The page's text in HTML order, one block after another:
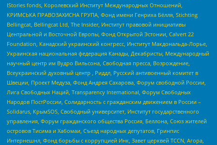
IStories fonds, Королевский Институт Международных Отношений,
КРИМСЬКА ПРАВОЗАХИСНА ГРУПА, Фонд имени Генриха Бёлля, Stichting
Bellingcat, Bellingcat Ltd, The Insider, Институт правовой инициативы
Центральной и Восточной Европы, Фонд Открытой Эстонии, Calvert 22
Foundation, Канадский украинский конгресс, Институт Макдональда-Лорье,
Украинская национальная федерация Канады, Декабристы, Международный
научный центр им Вудро Вильсона, Свободная пресса, Возрождение,
Всеукраинский духовный центр , Риддл, Русский антивоенный комитет в
Швеции, Проект Медуза, Фонд Андрея Сахарова, Форум свободной России,
Лига Свободных Наций, Transparеncy International, Форум Свободных
Народов ПостРоссии, Солидарность с гражданским движением в России –
Solidarus, КрымSOS, Свободный университет, Институт государственного
управления, Форум гражданского общества Россия, Беллона, Союз жителей
островов Тисима и Хабомаи, Съезд народных депутатов, Гринпис
Интернешнл, Фонд борьбы с коррупцией Инк, Завет церквей TCCN, Агора,